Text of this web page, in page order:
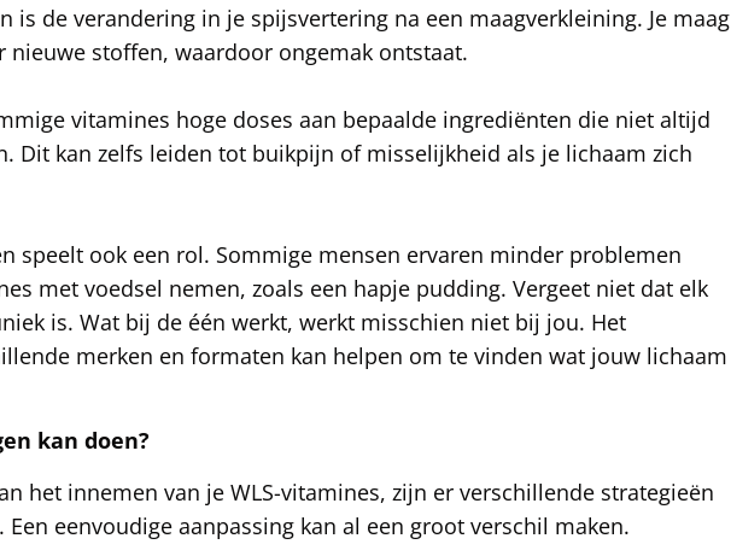
is de verandering in je spijsvertering na een maagverkleining. Je maag
nieuwe stoffen, waardoor ongemak ontstaat.
vitamines hoge doses aan bepaalde ingrediënten die niet altijd
Dit kan zelfs leiden tot buikpijn of misselijkheid als je lichaam zich
speelt ook een rol. Sommige mensen ervaren minder problemen
met voedsel nemen, zoals een hapje pudding. Vergeet niet dat elk
is. Wat bij de één werkt, werkt misschien niet bij jou. Het
merken en formaten kan helpen om te vinden wat jouw lichaam
kan doen?
het innemen van je WLS-vitamines, zijn er verschillende strategieën
eenvoudige aanpassing kan al een groot verschil maken.